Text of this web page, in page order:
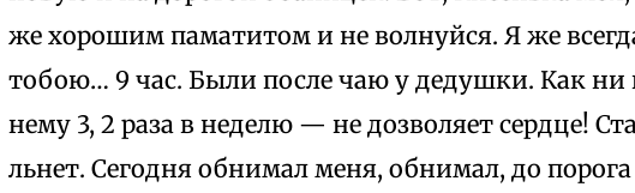
же хорошим паматитом и не волнуйся. Я же
тобою… 9 час. Были после чаю у дедушки. Как ни
нему 3, 2 раза в неделю — не дозволяет сердце!
льнет. Сегодня обнимал меня, обнимал, до порога